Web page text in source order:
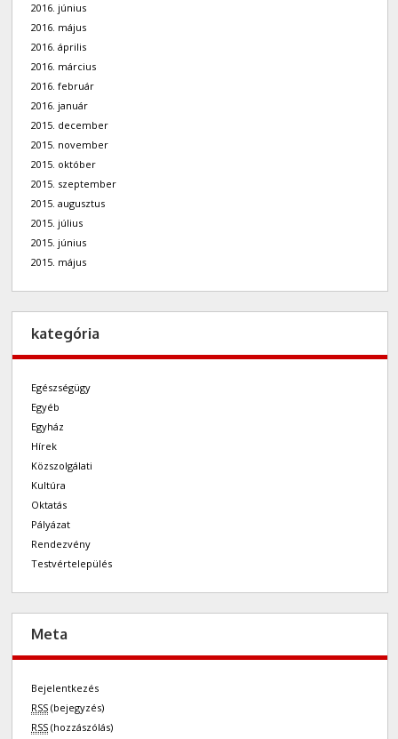
2016. június
2016. május
2016. április
2016. március
2016. február
2016. január
2015. december
2015. november
2015. október
2015. szeptember
2015. augusztus
2015. július
2015. június
2015. május
kategória
Egészségügy
Egyéb
Egyház
Hírek
Közszolgálati
Kultúra
Oktatás
Pályázat
Rendezvény
Testvértelepülés
Meta
Bejelentkezés
RSS (bejegyzés)
RSS (hozzászólás)